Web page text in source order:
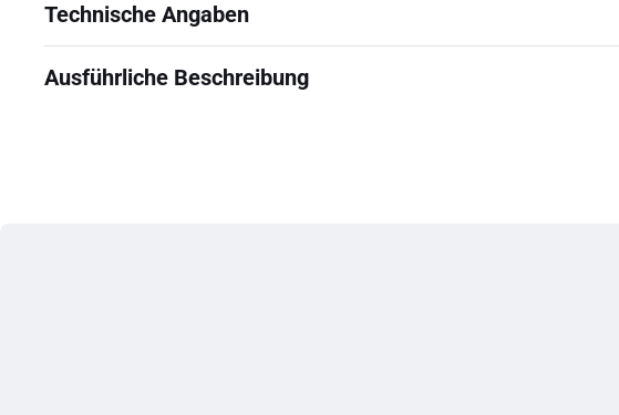
Technische Angaben
Ausführliche Beschreibung